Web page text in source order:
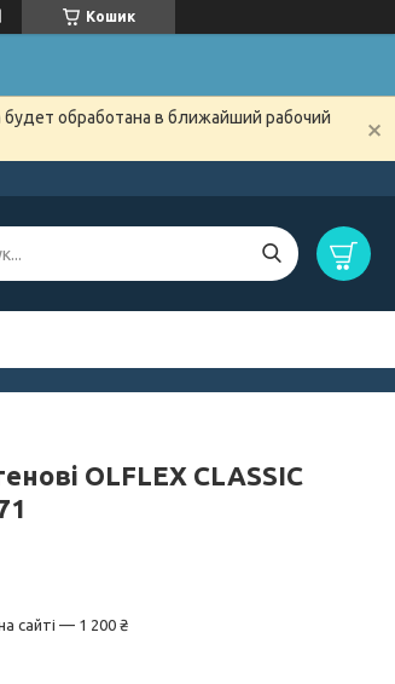
Кошик
обработана в ближайший рабочий
OLFLEX CLASSIC
сайті — 1 200 ₴